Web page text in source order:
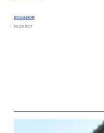
ECUADOR
10:29 ECT